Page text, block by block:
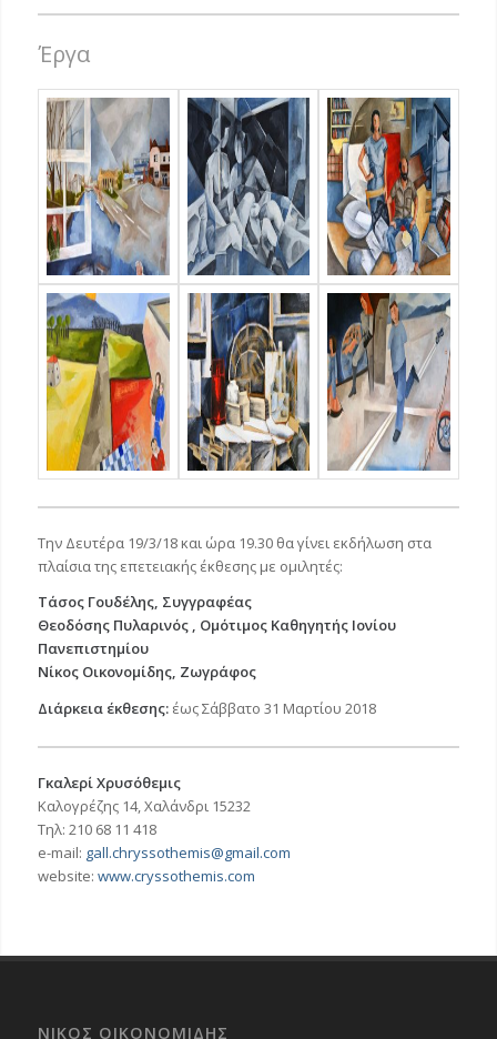
Έργα
Την Δευτέρα 19/3/18 και ώρα 19.30 θα γίνει εκδήλωση στα
πλαίσια της επετειακής έκθεσης με ομιλητές:
Τάσος Γουδέλης, Συγγραφέας
Θεοδόσης Πυλαρινός , Ομότιμος Καθηγητής Ιονίου
Πανεπιστημίου
Νίκος Οικονομίδης, Ζωγράφος
Διάρκεια έκθεσης:έως Σάββατο 31 Μαρτίου 2018
Γκαλερί Χρυσόθεμις
Καλογρέζης 14, Χαλάνδρι 15232
Τηλ: 210 68 11 418
e-mail: gall.chryssothemis@gmail.com
website: www.cryssothemis.com
ΝΙΚΟΣ ΟΙΚΟΝΟΜΙΔΗΣ